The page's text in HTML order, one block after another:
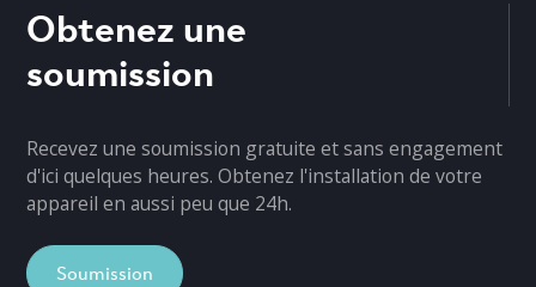
Obtenez une
soumission
Recevez une soumission gratuite et sans engagement
d'ici quelques heures. Obtenez l'installation de votre
appareil en aussi peu que 24h.
Soumission